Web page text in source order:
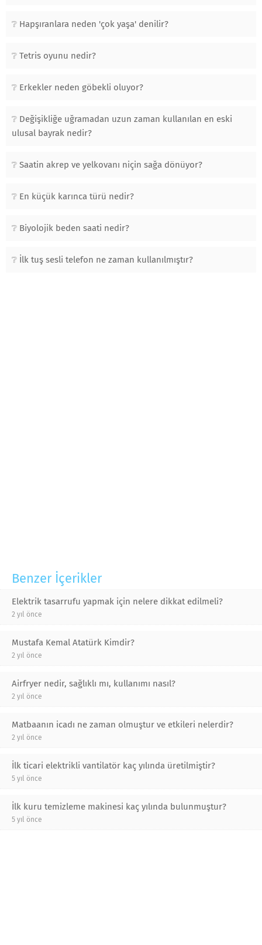
Hapşıranlara neden 'çok yaşa' denilir?
Tetris oyunu nedir?
Erkekler neden göbekli oluyor?
Değişikliğe uğramadan uzun zaman kullanılan en eski
ulusal bayrak nedir?
Saatin akrep ve yelkovanı niçin sağa dönüyor?
En küçük karınca türü nedir?
Biyolojik beden saati nedir?
İlk tuş sesli telefon ne zaman kullanılmıştır?
Benzer İçerikler
Elektrik tasarrufu yapmak için nelere dikkat edilmeli?
2 yıl önce
Mustafa Kemal Atatürk Kimdir?
2 yıl önce
Airfryer nedir, sağlıklı mı, kullanımı nasıl?
2 yıl önce
Matbaanın icadı ne zaman olmuştur ve etkileri nelerdir?
2 yıl önce
İlk ticari elektrikli vantilatör kaç yılında üretilmiştir?
5 yıl önce
İlk kuru temizleme makinesi kaç yılında bulunmuştur?
5 yıl önce